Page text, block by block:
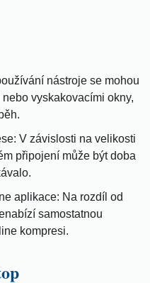
nástroje se mohou
vyskakovacími okny,
V závislosti na velikosti
připojení může být doba
aplikace: Na rozdíl od
samostatnou
kompresi.